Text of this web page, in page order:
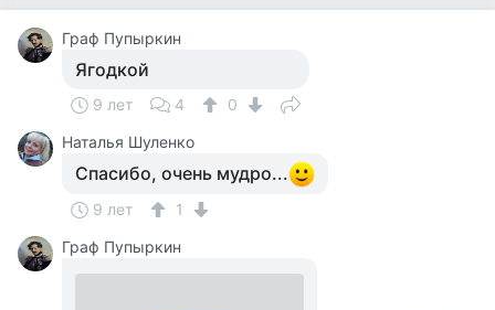
Граф Пупыркин
Ягодкой
9 лет 4
0
Наталья Шуленко
Спасибо, очень мудро...
9 лет
1
Граф Пупыркин